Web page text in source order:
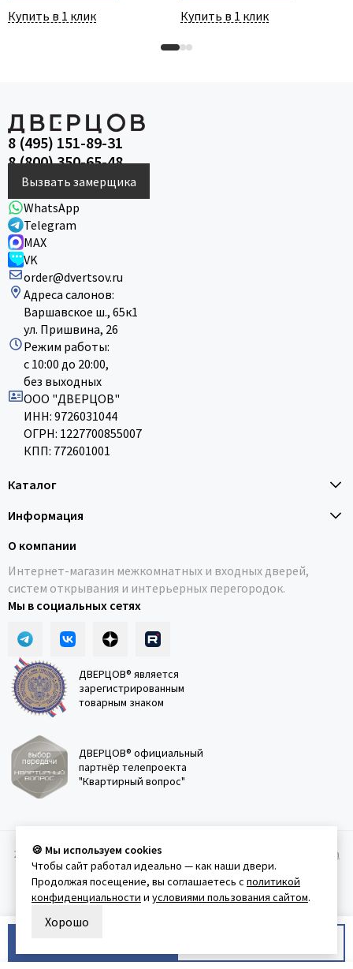
Купить в 1 клик Купить в 1 клик
8 (495) 151-89-31
8 (800) 350-65-48
Вызвать замерщика
WhatsApp
Telegram
MAX
VK
order@dvertsov.ru
Адреса салонов:
Варшавское ш., 65к1
ул. Пришвина, 26
Режим работы:
с 10:00 до 20:00,
без выходных
ООО "ДВЕРЦОВ"
ИНН: 9726031044
ОГРН: 1227700855007
КПП: 772601001
Каталог
Информация
О компании
Интернет-магазин межкомнатных и входных дверей,
систем открывания и интерьерных перегородок.
Мы в социальных сетях
ДВЕРЦОВ® является
зарегистрированным
товарным знаком
ДВЕРЦОВ® официальный
партнёр телепроекта
"Квартирный вопрос"
2011-2026 © Дверцов. Карта сайта
Политика
конфеденциальности Условия использования сайта
🍪 Мы используем cookies
Чтобы сайт работал идеально — как наши двери.
Продолжая посещение, вы соглашаетесь с политикой
конфиденциальности и условиями пользования сайтом.
Хорошо